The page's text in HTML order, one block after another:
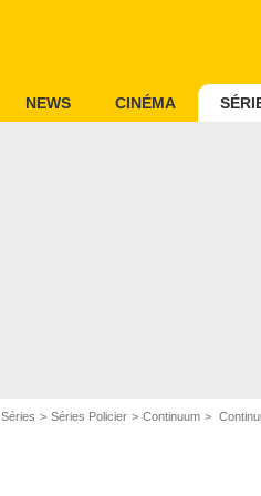
NEWS CINÉMA
Séries Séries Policier Continuum